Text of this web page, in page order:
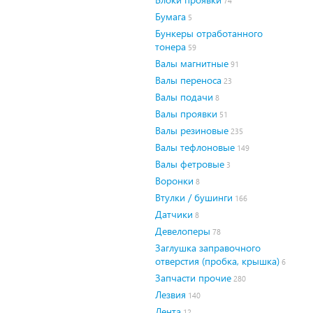
Бумага 5
Бункеры отработанного
тонера 59
Валы магнитные 91
Валы переноса 23
Валы подачи 8
Валы проявки 51
Валы резиновые 235
Валы тефлоновые 149
Валы фетровые 3
Воронки 8
Втулки / бушинги 166
Датчики 8
Девелоперы 78
Заглушка заправочного
отверстия (пробка, крышка) 6
Запчасти прочие 280
Лезвия 140